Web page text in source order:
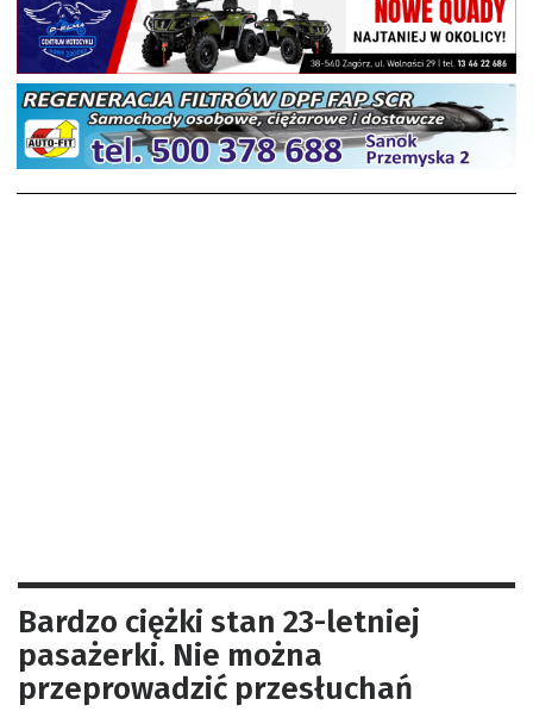
Bardzo ciężki stan 23-letniej
pasażerki. Nie można
przeprowadzić przesłuchań